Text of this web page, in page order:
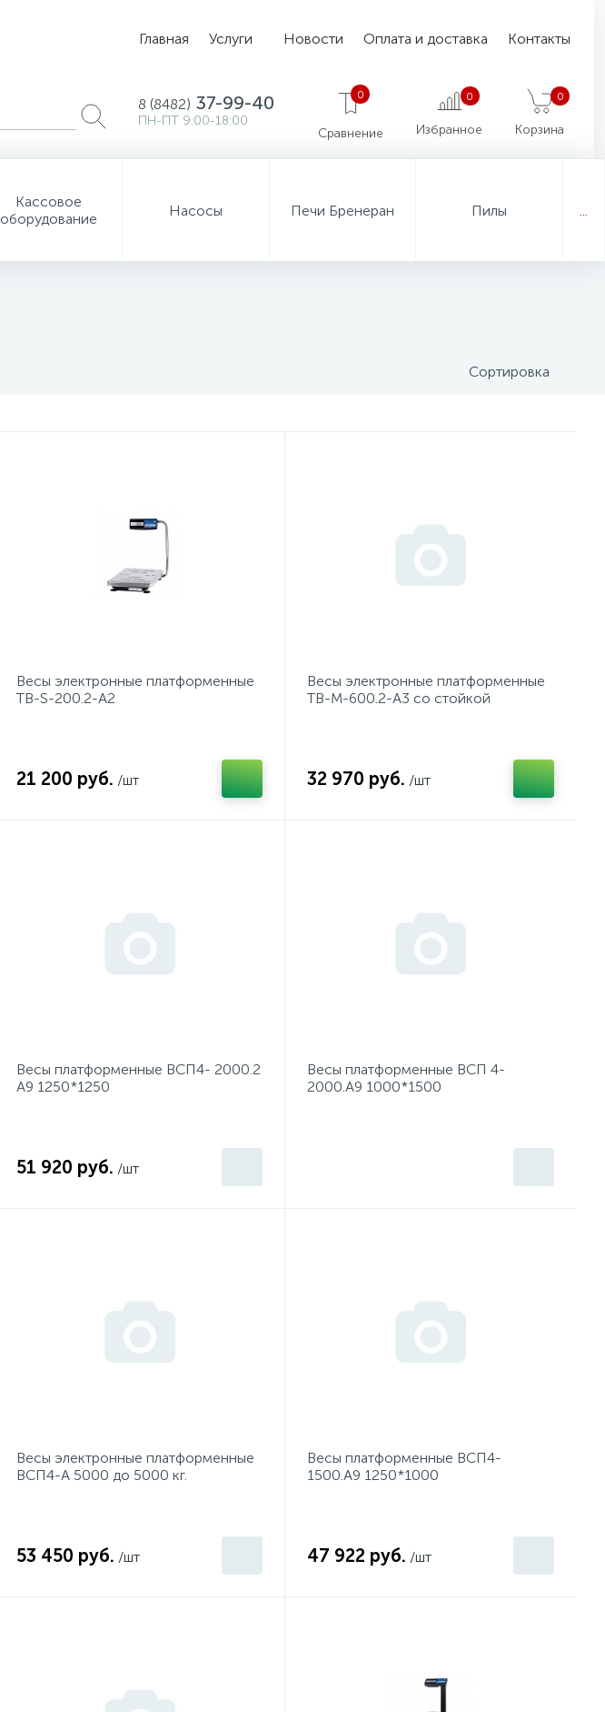
Главная Услуги Новости Оплата и доставка Контакты
8 (8482) 37-99-40
ПН-ПТ 9:00-18:00
0
Сравнение
0
Избранное
0
Корзина
Кассовое
оборудование
Насосы Печи Бренеран Пилы
Сортировка
Весы электронные платформенные
TB-S-200.2-А2
21 200 руб. /шт
Весы электронные платформенные
TB-М-600.2-А3 со стойкой
32 970 руб. /шт
Весы платформенные ВСП4- 2000.2
А9 1250*1250
51 920 руб. /шт
Весы платформенные ВСП 4-
2000.А9 1000*1500
Весы электронные платформенные
ВСП4-А 5000 до 5000 кг.
53 450 руб. /шт
Весы платформенные ВСП4-
1500.А9 1250*1000
47 922 руб. /шт